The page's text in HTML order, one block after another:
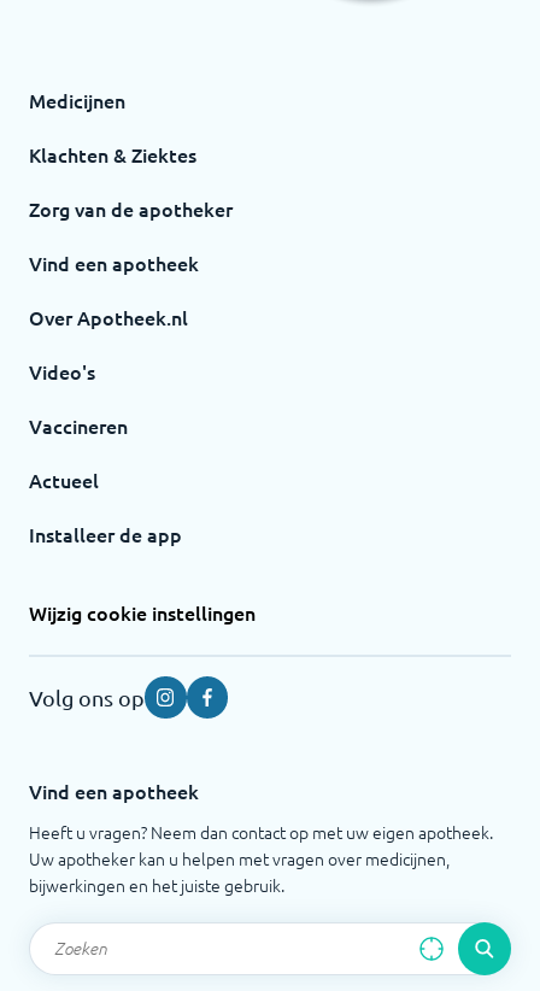
Medicijnen
Klachten & Ziektes
Zorg van de apotheker
Vind een apotheek
Over Apotheek.nl
Video's
Vaccineren
Actueel
Installeer de app
Wijzig cookie instellingen
Volg ons op InstagramFacebook
Vind een apotheek
Heeft u vragen? Neem dan contact op met uw eigen apotheek.
Uw apotheker kan u helpen met vragen over medicijnen,
bijwerkingen en het juiste gebruik.